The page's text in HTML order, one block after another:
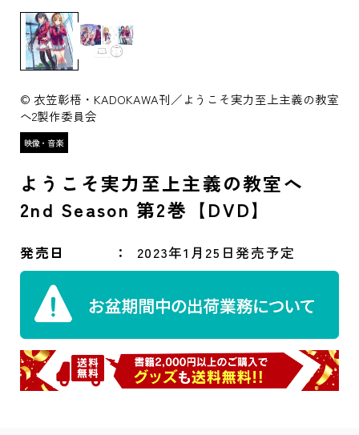
© 衣笠彰梧・KADOKAWA刊／ようこそ実力至上主義の教室
へ2製作委員会
ようこそ実力至上主義の教室へ
2nd Season 第2巻【DVD】
発売日 2023年1月25日発売予定